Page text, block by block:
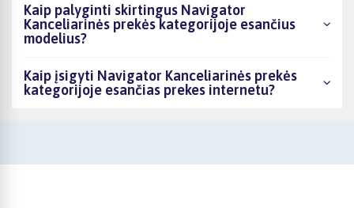
Kaip palyginti skirtingus Navigator
Kanceliarinės prekės kategorijoje esančius
modelius?
Kaip įsigyti Navigator Kanceliarinės prekės
kategorijoje esančias prekes internetu?